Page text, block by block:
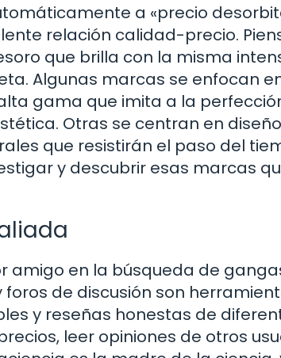
a «precio
relación calidad-precio.
que brilla con la misma
Algunas marcas se enfocan
gama que imita a la
Otras se centran en
que resistirán el paso del
y descubrir esas marcas
amigo en la búsqueda de
de discusión son
y reseñas honestas de
leer opiniones de otros